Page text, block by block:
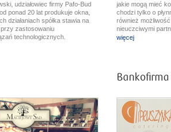
udziałowiec firmy Pafo-Bud
ponad 20 lat produkuje okna,
działaniach spółka stawia na
przy zastosowaniu
technologicznych.
jakie mogą mieć
chodzi tylko o
również
nieuczciwymi
przed
więcej
Bankofirma